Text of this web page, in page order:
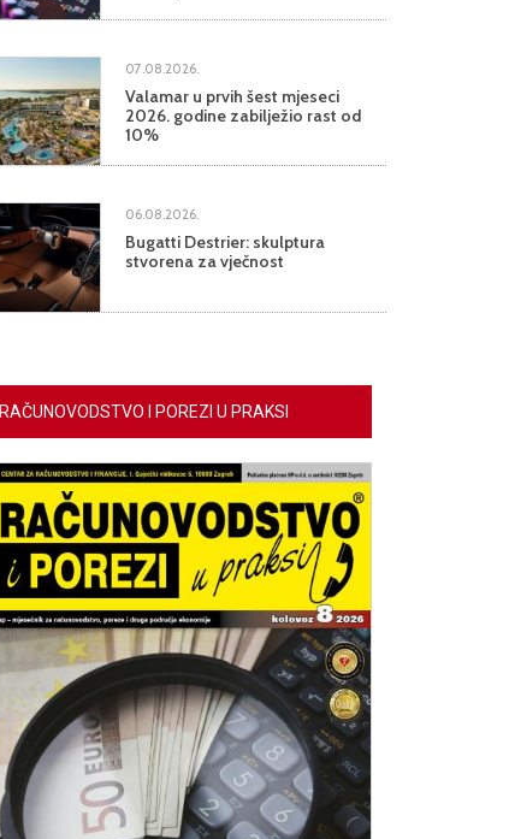
07.08.2026.
Valamar u prvih šest mjeseci
2026. godine zabilježio rast od
10%
06.08.2026.
Bugatti Destrier: skulptura
stvorena za vječnost
RAČUNOVODSTVO I POREZI U PRAKSI